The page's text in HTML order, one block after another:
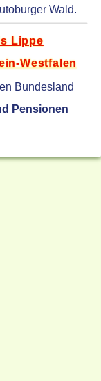
Wald.
Lippe
Westfalen
Bundesland
Pensionen